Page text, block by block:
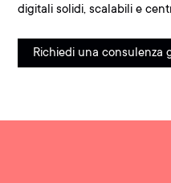
digitali solidi, scalabili e
Richiedi una consulenza